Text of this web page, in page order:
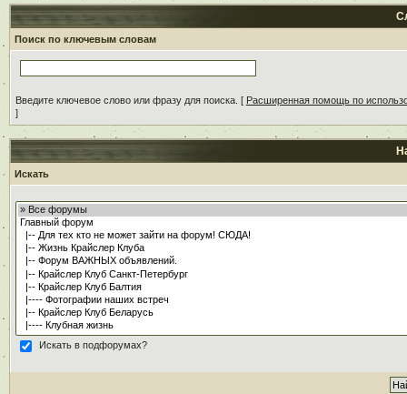
Поиск по ключевым словам
Введите ключевое слово или фразу для поиска. [ Расширенная помощь по
]
Искать
Искать в подфорумах?